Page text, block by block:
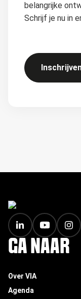
belangrijke
Schrijf je nu in
FOOTER
GA NAAR
Over VIA
Agenda